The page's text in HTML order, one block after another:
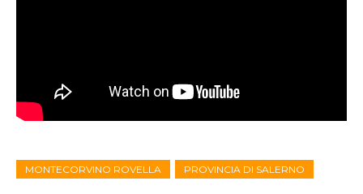
MONTECORVINO ROVELLA PROVINCIA DI SALERNO